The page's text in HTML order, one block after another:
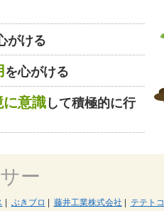
がける
を心がける
に意識して積極的に行
ー
ぶきブロ 藤井工業株式会社 テテトコ